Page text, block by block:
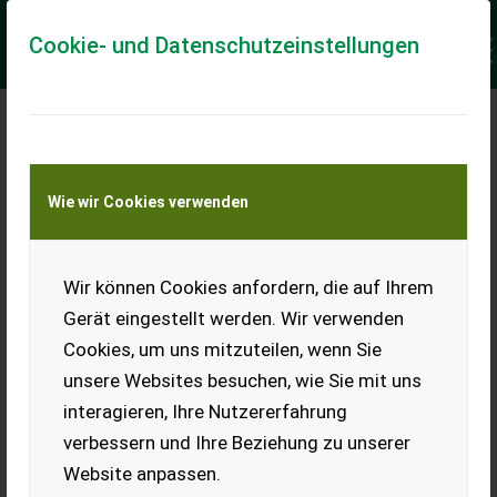
Cookie- und Datenschutzeinstellungen
Wie wir Cookies verwenden
Wir können Cookies anfordern, die auf Ihrem
Gerät eingestellt werden. Wir verwenden
Cookies, um uns mitzuteilen, wenn Sie
unsere Websites besuchen, wie Sie mit uns
interagieren, Ihre Nutzererfahrung
verbessern und Ihre Beziehung zu unserer
Website anpassen.
Meine Transportkostenanfrage
Transport von Land- und Baumaschinen –
KEINE Tiertransporte
Ladeort
Ort